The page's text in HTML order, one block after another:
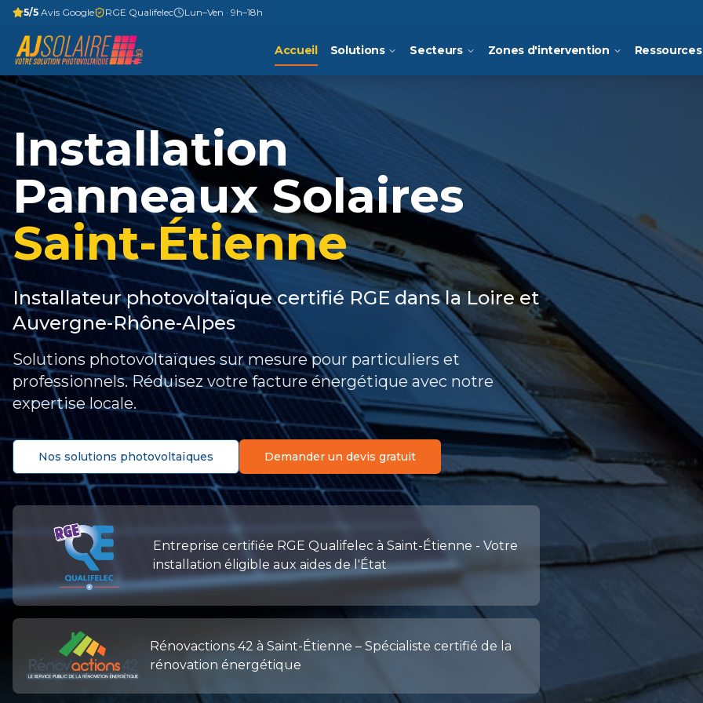
5/5 Avis Google RGE Qualifelec Lun–Ven · 9h–18h
Accueil Solutions Secteurs Zones d'intervention Ressources
Installation
Panneaux Solaires
Saint-Étienne
Installateur photovoltaïque certifié RGE dans la Loire et
Auvergne-Rhône-Alpes
Solutions photovoltaïques sur mesure pour particuliers et
professionnels. Réduisez votre facture énergétique avec notre
expertise locale.
Nos solutions photovoltaïques Demander un devis gratuit
Entreprise certifiée RGE Qualifelec à Saint-Étienne - Votre
installation éligible aux aides de l'État
Rénovactions 42 à Saint-Étienne – Spécialiste certifié de la
rénovation énergétique